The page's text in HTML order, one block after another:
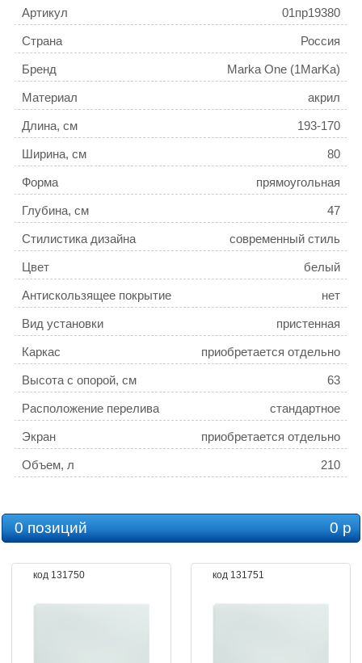
Артикул 01пр19380
Страна Россия
Бренд Marka One (1MarKa)
Материал акрил
Длина, см 193-170
Ширина, см 80
Форма прямоугольная
Глубина, см 47
Стилистика дизайна современный стиль
Цвет белый
Антискользящее покрытие нет
Вид установки пристенная
Каркас приобретается отдельно
Высота с опорой, см 63
Расположение перелива стандартное
Экран приобретается отдельно
Объем, л 210
Слив-перелив приобретается отдельно
Ориентация левая / правая
Подголовники для ванн приобретается отдельно
0 позиций 0 р
код 131750 код 131751